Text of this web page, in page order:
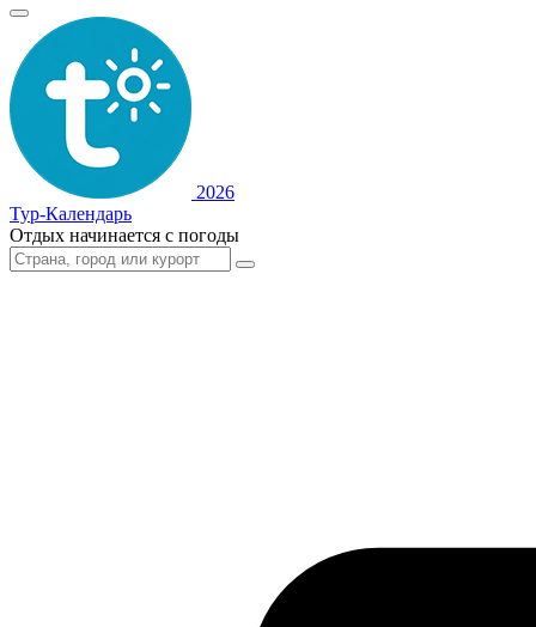
2026
Тур-Календарь
Отдых начинается с погоды